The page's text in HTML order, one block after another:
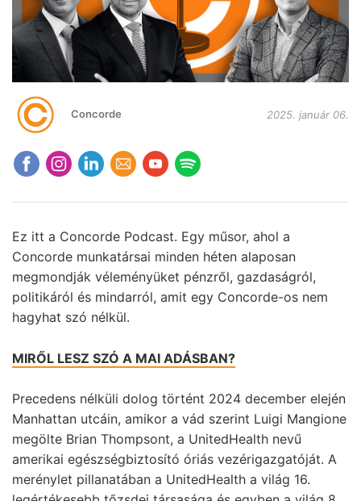
Concorde 2025. január 06.
Ez itt a Concorde Podcast. Egy műsor, ahol a
Concorde munkatársai minden héten alaposan
megmondják véleményüket pénzről, gazdaságról,
politikáról és mindarról, amit egy Concorde-os nem
hagyhat szó nélkül.
MIRŐL LESZ SZÓ A MAI ADÁSBAN?
Precedens nélküli dolog történt 2024 december elején
Manhattan utcáin, amikor a vád szerint Luigi Mangione
megölte Brian Thompsont, a UnitedHealth nevű
amerikai egészségbiztosító óriás vezérigazgatóját. A
merénylet pillanatában a UnitedHealth a világ 16.